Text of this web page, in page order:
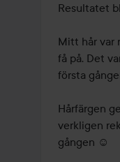
av
Resultatet
Mitt hår var
få på. Det
första
Hårfärgen
verkligen
gången ☺️